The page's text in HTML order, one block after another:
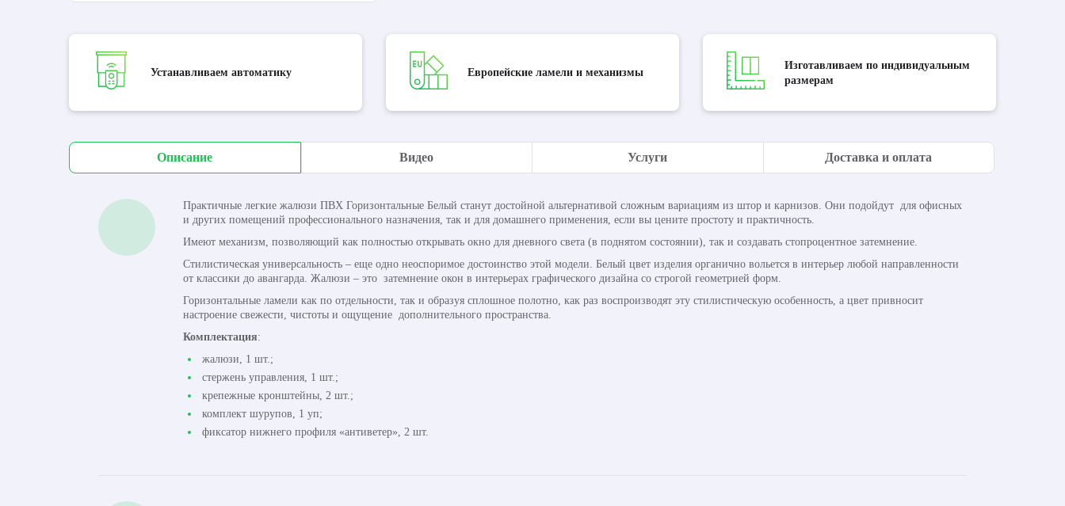
Устанавливаем автоматику Европейские ламели и механизмы
Изготавливаем по индивидуальным
размерам
Описание Видео Услуги Доставка и оплата
Практичные легкие жалюзи ПВХ Горизонтальные Белый станут достойной альтернативой сложным вариациям из штор и карнизов. Они подойдут для офисных
и других помещений профессионального назначения, так и для домашнего применения, если вы цените простоту и практичность.
Имеют механизм, позволяющий как полностью открывать окно для дневного света (в поднятом состоянии), так и создавать стопроцентное затемнение.
Стилистическая универсальность – еще одно неоспоримое достоинство этой модели. Белый цвет изделия органично вольется в интерьер любой направленности
от классики до авангарда. Жалюзи – это затемнение окон в интерьерах графического дизайна со строгой геометрией форм.
Горизонтальные ламели как по отдельности, так и образуя сплошное полотно, как раз воспроизводят эту стилистическую особенность, а цвет привносит
настроение свежести, чистоты и ощущение дополнительного пространства.
Комплектация:
жалюзи, 1 шт.;
стержень управления, 1 шт.;
крепежные кронштейны, 2 шт.;
комплект шурупов, 1 уп;
фиксатор нижнего профиля «антиветер», 2 шт.